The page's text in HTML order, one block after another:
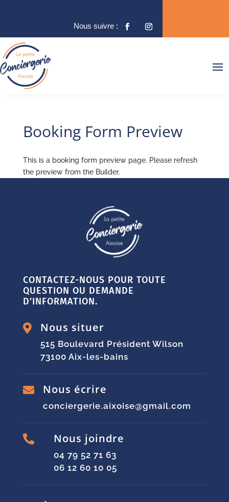
Booking Form Preview
This is a booking form preview page. Please refresh
the preview from the Builder.
CONTACTEZ-NOUS POUR TOUTE
QUESTION OU DEMANDE
D'INFORMATION.
 Nous situer
515 Boulevard Président Wilson
73100 Aix-les-bains
 Nous écrire
conciergerie.aixoise@gmail.com
 Nous joindre
04 79 52 71 63
06 12 60 10 05